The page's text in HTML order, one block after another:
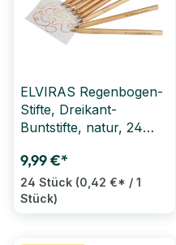
ELVIRAS Regenbogen-
Stifte, Dreikant-
Buntstifte, natur, 24
9,99 €*
24 Stück (0,42 €* / 1
Stück)